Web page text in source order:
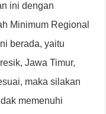
ini dengan
Minimum Regional
berada, yaitu
Jawa Timur,
maka silakan
memenuhi